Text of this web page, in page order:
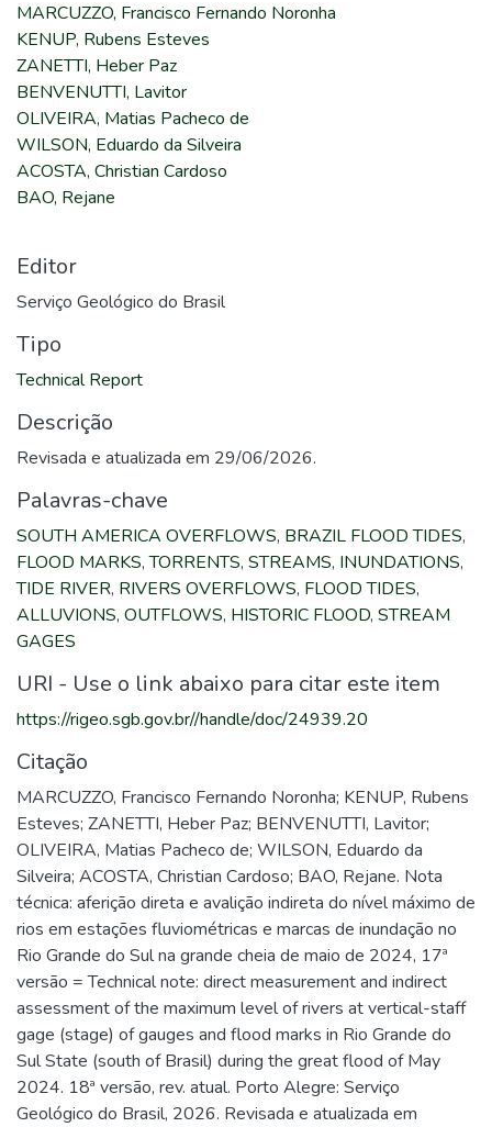
MARCUZZO, Francisco Fernando Noronha
KENUP, Rubens Esteves
ZANETTI, Heber Paz
BENVENUTTI, Lavitor
OLIVEIRA, Matias Pacheco de
WILSON, Eduardo da Silveira
ACOSTA, Christian Cardoso
BAO, Rejane
Editor
Serviço Geológico do Brasil
Tipo
Technical Report
Descrição
Revisada e atualizada em 29/06/2026.
Palavras-chave
SOUTH AMERICA OVERFLOWS, BRAZIL FLOOD TIDES,
FLOOD MARKS,TORRENTS, STREAMS, INUNDATIONS,
TIDE RIVER, RIVERS OVERFLOWS, FLOOD TIDES,
ALLUVIONS, OUTFLOWS, HISTORIC FLOOD, STREAM
GAGES
URI - Use o link abaixo para citar este item
https://rigeo.sgb.gov.br//handle/doc/24939.20
Citação
MARCUZZO, Francisco Fernando Noronha; KENUP, Rubens
Esteves; ZANETTI, Heber Paz; BENVENUTTI, Lavitor;
OLIVEIRA, Matias Pacheco de; WILSON, Eduardo da
Silveira; ACOSTA, Christian Cardoso; BAO, Rejane. Nota
técnica: aferição direta e avalição indireta do nível máximo de
rios em estações fluviométricas e marcas de inundação no
Rio Grande do Sul na grande cheia de maio de 2024, 17ª
versão = Technical note: direct measurement and indirect
assessment of the maximum level of rivers at vertical-staff
gage (stage) of gauges and flood marks in Rio Grande do
Sul State (south of Brasil) during the great flood of May
2024. 18ª versão, rev. atual. Porto Alegre: Serviço
Geológico do Brasil, 2026. Revisada e atualizada em